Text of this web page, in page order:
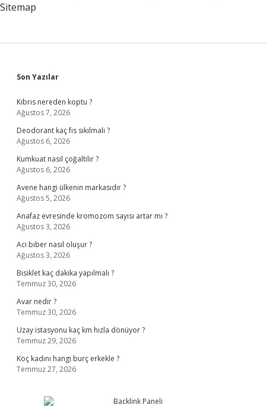
Sitemap
Sidebar
Son Yazılar
Kıbrıs nereden koptu ?
Ağustos 7, 2026
Deodorant kaç fıs sıkılmalı ?
Ağustos 6, 2026
Kumkuat nasıl çoğaltılır ?
Ağustos 6, 2026
Avene hangi ülkenin markasıdır ?
Ağustos 5, 2026
Anafaz evresinde kromozom sayısı artar mı ?
Ağustos 3, 2026
Acı biber nasıl oluşur ?
Ağustos 3, 2026
Bisiklet kaç dakika yapılmalı ?
Temmuz 30, 2026
Avar nedir ?
Temmuz 30, 2026
Uzay istasyonu kaç km hızla dönüyor ?
Temmuz 29, 2026
Koç kadını hangi burç erkekle ?
Temmuz 27, 2026